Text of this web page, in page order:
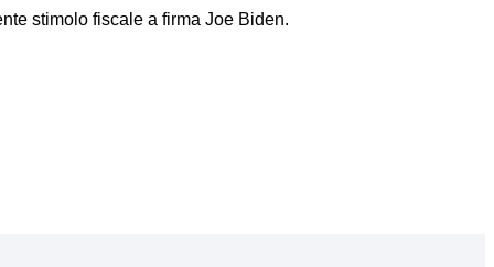
stimolo fiscale a firma Joe Biden.